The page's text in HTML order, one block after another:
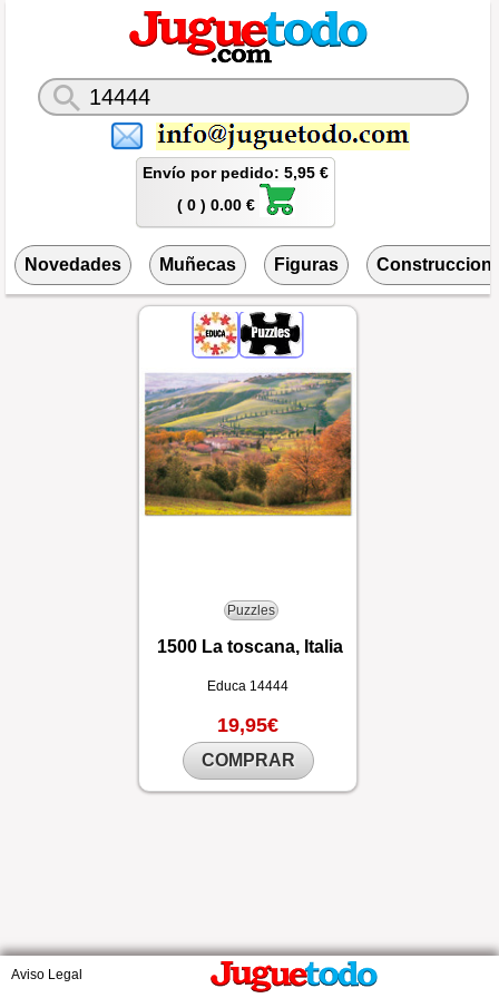
Envío por pedido: 5,95 €
( 0 ) 0.00 €
Novedades Muñecas Figuras
Puzzles
1500 La toscana, Italia
Educa 14444
19,95€
COMPRAR
Aviso Legal